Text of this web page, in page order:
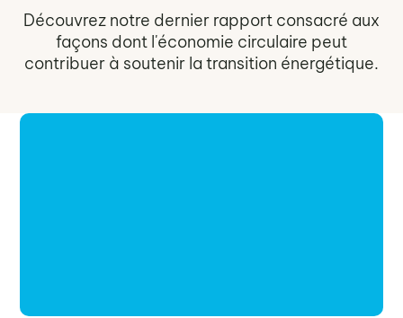
Découvrez notre dernier rapport consacré aux
façons dont l'économie circulaire peut
contribuer à soutenir la transition énergétique.